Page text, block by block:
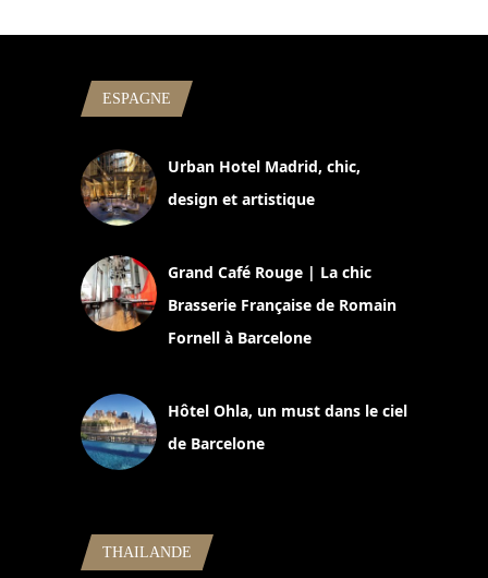
ESPAGNE
Urban Hotel Madrid, chic,
design et artistique
Grand Café Rouge | La chic
Brasserie Française de Romain
Fornell à Barcelone
Hôtel Ohla, un must dans le ciel
de Barcelone
THAILANDE